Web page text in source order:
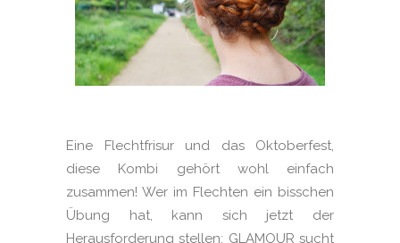
Eine Flechtfrisur und das Oktoberfest,
diese Kombi gehört wohl einfach
zusammen! Wer im Flechten ein bisschen
Übung hat, kann sich jetzt der
Herausforderung stellen: GLAMOUR sucht